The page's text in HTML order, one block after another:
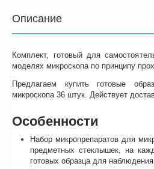
Описание
Комплект, готовый для
моделях микроскопа по принципу
Предлагаем купить готовые
микроскопа 36 штук. Действует
Особенности
Набор микропрепаратов для
предметных стеклышек, на
готовых образца для